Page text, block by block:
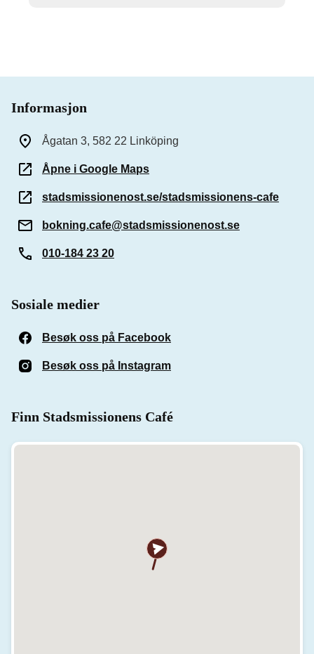
Informasjon
Ågatan 3, 582 22 Linköping
Åpne i Google Maps
stadsmissionenost.se/stadsmissionens-cafe
bokning.cafe@stadsmissionenost.se
010-184 23 20
Sosiale medier
Besøk oss på Facebook
Besøk oss på Instagram
Finn Stadsmissionens Café